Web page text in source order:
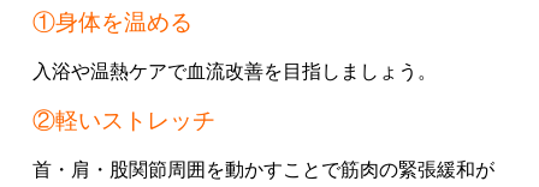
①身体を温める
入浴や温熱ケアで血流改善を目指しましょう。
②軽いストレッチ
首・肩・股関節周囲を動かすことで筋肉の緊張緩和が